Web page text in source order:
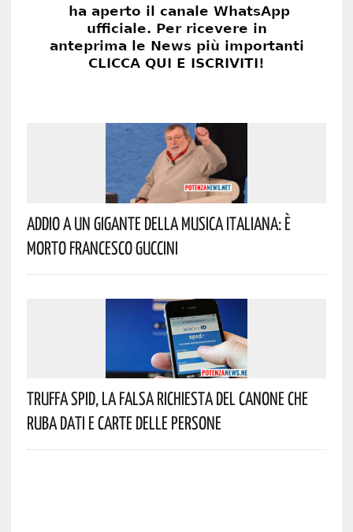
Addio A Un Gigante Della Musica Italiana: È
Morto Francesco Guccini
Truffa Spid, La Falsa Richiesta Del Canone Che
Ruba Dati E Carte Delle Persone